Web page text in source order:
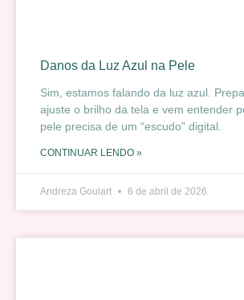
Danos da Luz Azul na Pele
Sim, estamos falando da luz azul.
ajuste o brilho da tela e vem entender
pele precisa de um “escudo” digital.
CONTINUAR LENDO »
Andreza Goulart 6 de abril de 2026